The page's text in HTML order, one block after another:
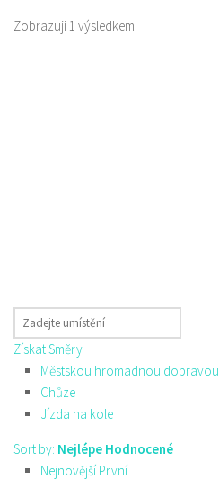
Zobrazuji 1 výsledkem
Získat Směry
Městskou hromadnou dopravou
Chůze
Jízda na kole
Sort by: Nejlépe Hodnocené
Nejnovější První